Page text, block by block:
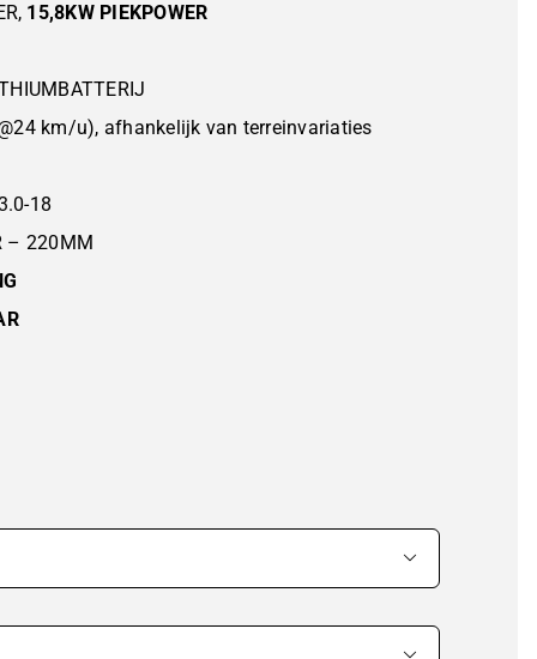
15,8KW PIEKPOWER
km/u), afhankelijk van terreinvariaties
18
– 220MM

